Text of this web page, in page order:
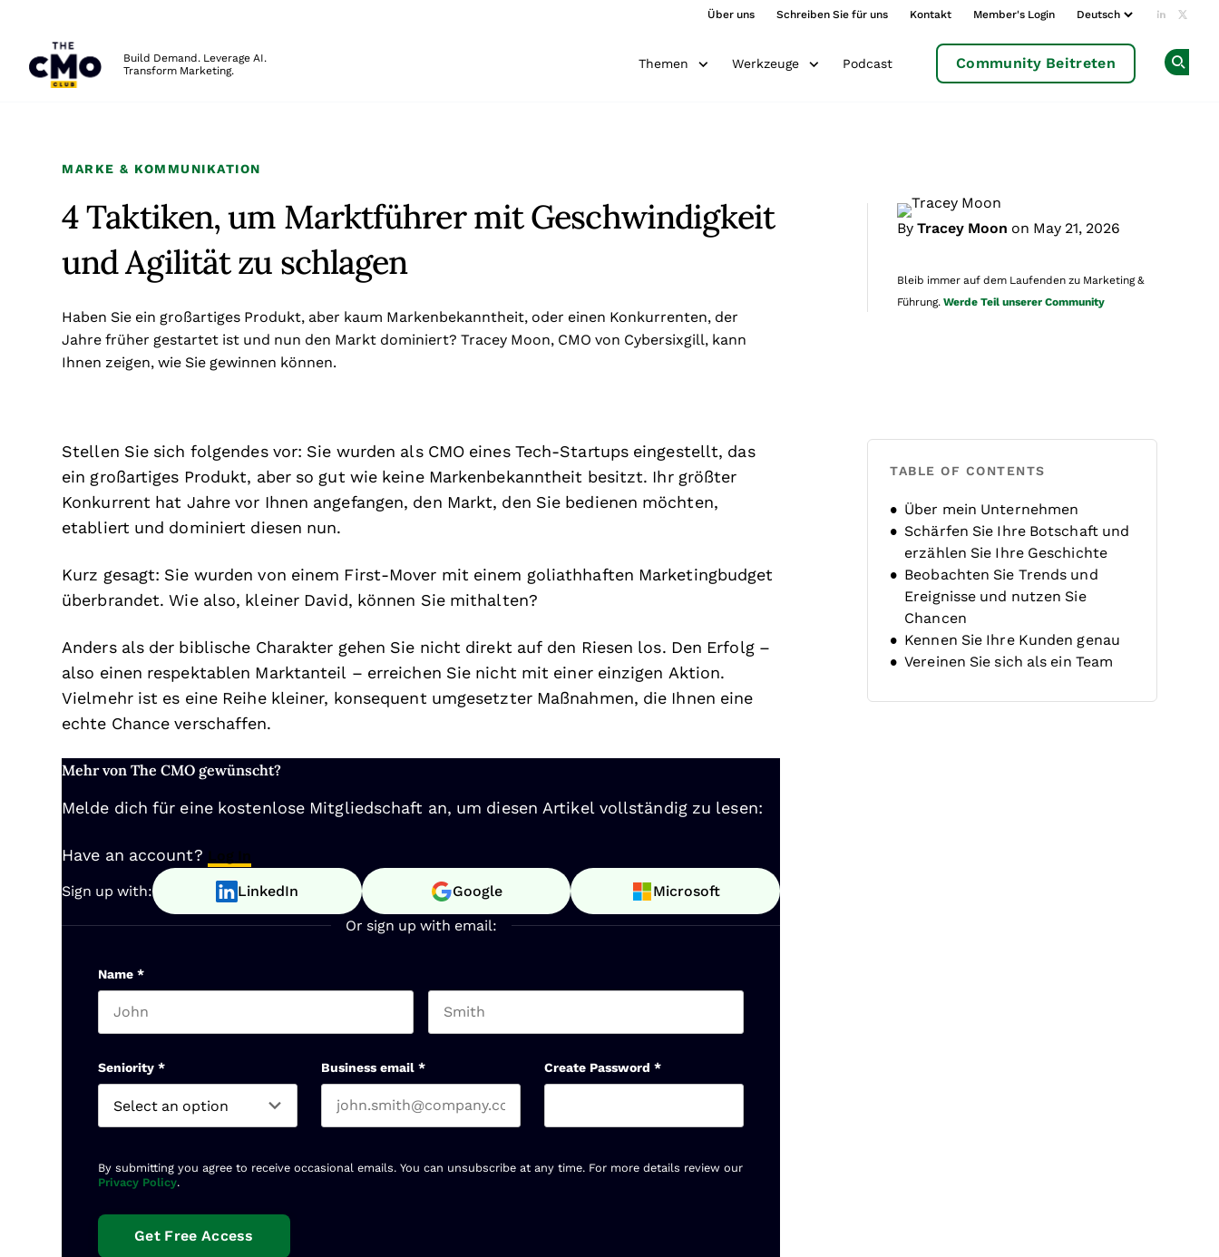
Über uns Schreiben Sie für uns Kontakt Member's Login Add us
Build Demand. Leverage AI.
Transform Marketing.
Themen Werkzeuge Podcast Community Beitreten
MARKE & KOMMUNIKATION
4 Taktiken, um Marktführer mit Geschwindigkeit
und Agilität zu schlagen
By Tracey Moon on May 21, 2026
Bleib immer auf dem Laufenden zu Marketing &
Führung. Werde Teil unserer Community
Haben Sie ein großartiges Produkt, aber kaum Markenbekanntheit, oder einen Konkurrenten, der
Jahre früher gestartet ist und nun den Markt dominiert? Tracey Moon, CMO von Cybersixgill, kann
Ihnen zeigen, wie Sie gewinnen können.
Stellen Sie sich folgendes vor: Sie wurden als CMO eines Tech-Startups eingestellt, das
ein großartiges Produkt, aber so gut wie keine Markenbekanntheit besitzt. Ihr größter
Konkurrent hat Jahre vor Ihnen angefangen, den Markt, den Sie bedienen möchten,
etabliert und dominiert diesen nun.
Kurz gesagt: Sie wurden von einem First-Mover mit einem goliathhaften Marketingbudget
überbrandet. Wie also, kleiner David, können Sie mithalten?
Anders als der biblische Charakter gehen Sie nicht direkt auf den Riesen los. Den Erfolg –
also einen respektablen Marktanteil – erreichen Sie nicht mit einer einzigen Aktion.
Vielmehr ist es eine Reihe kleiner, konsequent umgesetzter Maßnahmen, die Ihnen eine
echte Chance verschaffen.
Mehr von The CMO gewünscht?
Melde dich für eine kostenlose Mitgliedschaft an, um diesen Artikel vollständig zu lesen:
Have an account? Log In
Sign up with: LinkedIn Google Microsoft
Or sign up with email:
Name *
Seniority * Business email * Create Password *
By submitting you agree to receive occasional emails. You can unsubscribe at any time. For more details review our
Privacy Policy.
TABLE OF CONTENTS
Über mein Unternehmen
Schärfen Sie Ihre Botschaft und
erzählen Sie Ihre Geschichte
Beobachten Sie Trends und
Ereignisse und nutzen Sie
Chancen
Kennen Sie Ihre Kunden genau
Vereinen Sie sich als ein Team